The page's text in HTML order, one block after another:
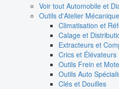
Voir tout Automobile et
Outils d'Atelier Mécanique
Climatisation et
Calage et
Extracteurs et
Crics et Élévateurs
Outils Frein et
Outils Auto
Clés et Douilles